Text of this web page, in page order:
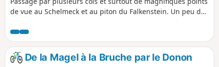
de vue au Schelmeck et au piton du Falkenstein. Un peu de
mélange entre chemins forestiers, sentiers dans les forêts
et prairies.
De la Magel à la Bruche par le Donon